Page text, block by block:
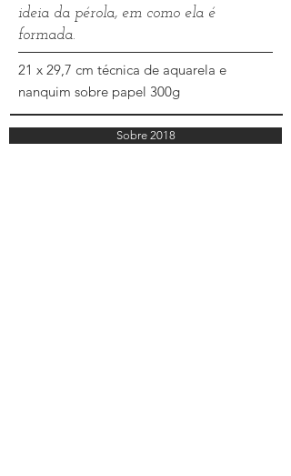
ideia da pérola, em como ela é
formada.
21 x 29,7 cm técnica de aquarela e
nanquim sobre papel 300g
Sobre 2018